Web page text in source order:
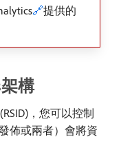
🔗提供的
構
，您可以控制
佈或兩者）會將資